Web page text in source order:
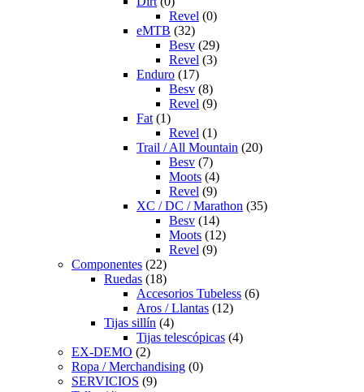
Revel (0)
eMTB (32)
Besv (29)
Revel (3)
Enduro (17)
Besv (8)
Revel (9)
Fat (1)
Revel (1)
Trail / All Mountain (20)
Besv (7)
Moots (4)
Revel (9)
XC / DC / Marathon (35)
Besv (14)
Moots (12)
Revel (9)
Componentes (22)
Ruedas (18)
Accesorios Tubeless (6)
Aros / Llantas (12)
Tijas sillín (4)
Tijas telescópicas (4)
EX-DEMO (2)
Ropa / Merchandising (0)
SERVICIOS (9)